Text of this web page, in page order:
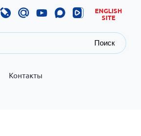
ENGLISH
SITE
Поиск
Контакты